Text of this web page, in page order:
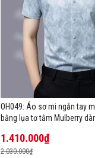
OH049: Áo sơ mi ngắn tay
bằng lụa tơ tằm Mulberry
1.410.000₫
2.030.000₫